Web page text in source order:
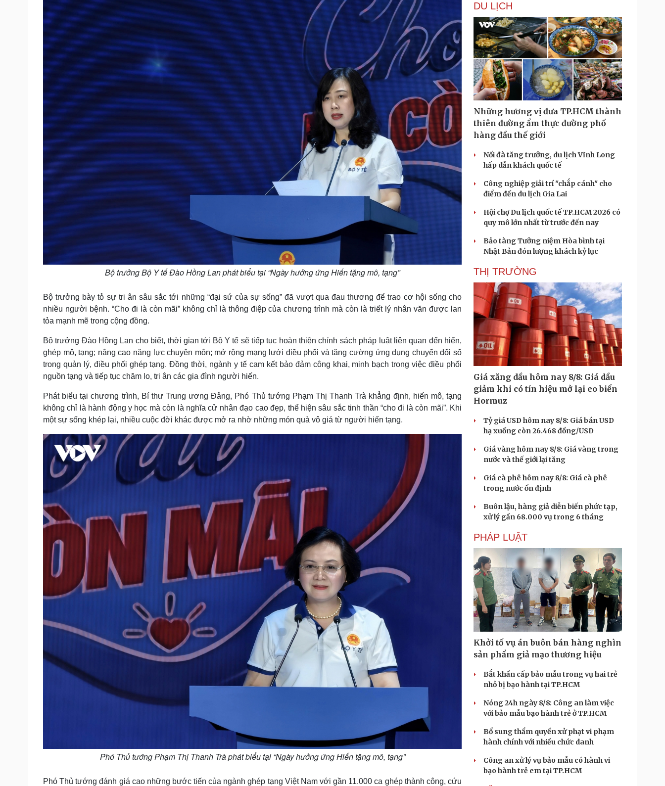
Bộ trưởng Bộ Y tế Đào Hồng Lan phát biểu tại “Ngày hưởng ứng Hiến tặng mô, tạng”
Bộ trưởng bày tỏ sự tri ân sâu sắc tới những “đại sứ của sự sống” đã vượt qua đau thương để trao cơ hội sống cho
nhiều người bệnh. “Cho đi là còn mãi” không chỉ là thông điệp của chương trình mà còn là triết lý nhân văn được lan
tỏa mạnh mẽ trong cộng đồng.
Bộ trưởng Đào Hồng Lan cho biết, thời gian tới Bộ Y tế sẽ tiếp tục hoàn thiện chính sách pháp luật liên quan đến hiến,
ghép mô, tạng; nâng cao năng lực chuyên môn; mở rộng mạng lưới điều phối và tăng cường ứng dụng chuyển đổi số
trong quản lý, điều phối ghép tạng. Đồng thời, ngành y tế cam kết bảo đảm công khai, minh bạch trong việc điều phối
nguồn tạng và tiếp tục chăm lo, tri ân các gia đình người hiến.
Phát biểu tại chương trình, Bí thư Trung ương Đảng, Phó Thủ tướng Phạm Thị Thanh Trà khẳng định, hiến mô, tạng
không chỉ là hành động y học mà còn là nghĩa cử nhân đạo cao đẹp, thể hiện sâu sắc tinh thần “cho đi là còn mãi”. Khi
một sự sống khép lại, nhiều cuộc đời khác được mở ra nhờ những món quà vô giá từ người hiến tạng.
Phó Thủ tướng Phạm Thị Thanh Trà phát biểu tại “Ngày hưởng ứng Hiến tặng mô, tạng”
Phó Thủ tướng đánh giá cao những bước tiến của ngành ghép tạng Việt Nam với gần 11.000 ca ghép thành công, cứu
DU LỊCH
Những hương vị đưa TP.HCM thành
thiên đường ẩm thực đường phố
hàng đầu thế giới
Nối đà tăng trưởng, du lịch Vĩnh Long
hấp dẫn khách quốc tế
Công nghiệp giải trí "chắp cánh" cho
điểm đến du lịch Gia Lai
Hội chợ Du lịch quốc tế TP.HCM 2026 có
quy mô lớn nhất từ trước đến nay
Bảo tàng Tưởng niệm Hòa bình tại
Nhật Bản đón lượng khách kỷ lục
THỊ TRƯỜNG
Giá xăng dầu hôm nay 8/8: Giá dầu
giảm khi có tín hiệu mở lại eo biển
Hormuz
Tỷ giá USD hôm nay 8/8: Giá bán USD
hạ xuống còn 26.468 đồng/USD
Giá vàng hôm nay 8/8: Giá vàng trong
nước và thế giới lại tăng
Giá cà phê hôm nay 8/8: Giá cà phê
trong nước ổn định
Buôn lậu, hàng giả diễn biến phức tạp,
xử lý gần 68.000 vụ trong 6 tháng
PHÁP LUẬT
Khởi tố vụ án buôn bán hàng nghìn
sản phẩm giả mạo thương hiệu
Bắt khẩn cấp bảo mẫu trong vụ hai trẻ
nhỏ bị bạo hành tại TP.HCM
Nóng 24h ngày 8/8: Công an làm việc
với bảo mẫu bạo hành trẻ ở TP.HCM
Bổ sung thẩm quyền xử phạt vi phạm
hành chính với nhiều chức danh
Công an xử lý vụ bảo mẫu có hành vi
bạo hành trẻ em tại TP.HCM